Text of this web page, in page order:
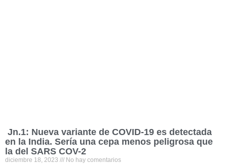
Jn.1: Nueva variante de COVID-19 es detectada
en la India. Sería una cepa menos peligrosa que
la del SARS COV-2
diciembre 18, 2023 No hay comentarios